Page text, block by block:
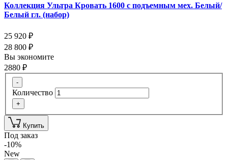
Коллекция Ультра Кровать 1600 с подъемным мех. Белый/
Белый гл. (набор)
25 920 ₽
28 800 ₽
Вы экономите
2880 ₽
-
Количество
+
Купить
Под заказ
-10%
New